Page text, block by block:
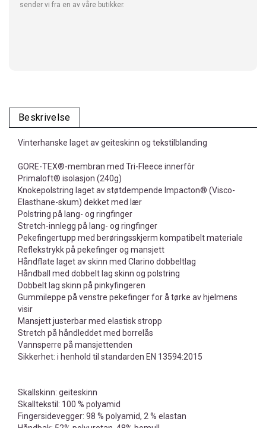
sender vi fra en av våre butikker.
Beskrivelse
Vinterhanske laget av geiteskinn og tekstilblanding
GORE-TEX®-membran med Tri-Fleece innerfôr
Primaloft® isolasjon (240g)
Knokepolstring laget av støtdempende Impacton® (Visco-
Elasthane-skum) dekket med lær
Polstring på lang- og ringfinger
Stretch-innlegg på lang- og ringfinger
Pekefingertupp med berøringsskjerm kompatibelt materiale
Reflekstrykk på pekefinger og mansjett
Håndflate laget av skinn med Clarino dobbeltlag
Håndball med dobbelt lag skinn og polstring
Dobbelt lag skinn på pinkyfingeren
Gummileppe på venstre pekefinger for å tørke av hjelmens
visir
Mansjett justerbar med elastisk stropp
Stretch på håndleddet med borrelås
Vannsperre på mansjettenden
Sikkerhet: i henhold til standarden EN 13594:2015
Skallskinn: geiteskinn
Skalltekstil: 100 % polyamid
Fingersidevegger: 98 % polyamid, 2 % elastan